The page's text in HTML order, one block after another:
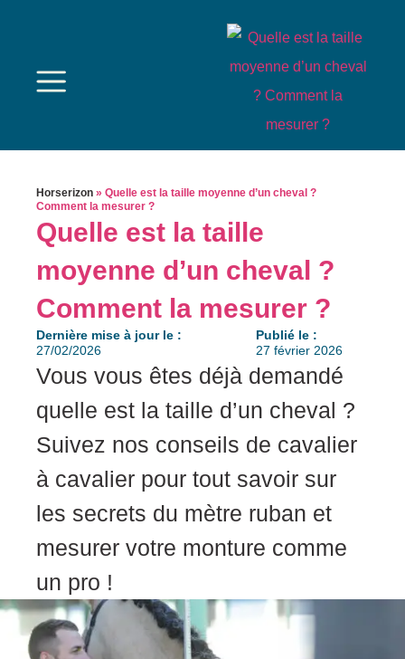
Horserizon » Quelle est la taille moyenne d’un cheval ?
Comment la mesurer ?
Quelle est la taille
moyenne d’un cheval ?
Comment la mesurer ?
Dernière mise à jour le :
27/02/2026
Publié le :
27 février 2026
Vous vous êtes déjà demandé
quelle est la taille d’un cheval ?
Suivez nos conseils de cavalier
à cavalier pour tout savoir sur
les secrets du mètre ruban et
mesurer votre monture comme
un pro !